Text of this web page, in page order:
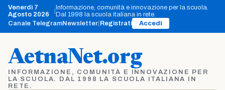
Vai
contenuto
Venerdì 7
Agosto 2026
Informazione, comunità e innovazione per la scuola.
Dal 1998 la scuola italiana in rete.
Canale TelegramNewsletter Registrati Accedi
AetnaNet.org
INFORMAZIONE, COMUNITÀ E INNOVAZIONE PER
LA SCUOLA. DAL 1998 LA SCUOLA ITALIANA IN
RETE.